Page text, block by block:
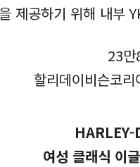
제공하기 위해 내부
23만
할리데이비슨코
HARLEY-
여성 클래식 이